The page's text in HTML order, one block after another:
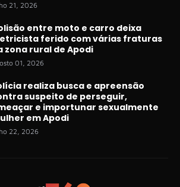
21, 2026
entre moto e carro deixa
ferido com várias fraturas
zona rural de Apodi
01, 2026
realiza busca e apreensão
suspeito de perseguir,
e importunar sexualmente
em Apodi
22, 2026